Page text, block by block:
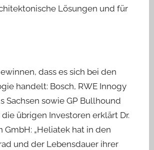
Lösungen und für
dass es sich bei den
handelt: Bosch, RWE Innogy
Sachsen sowie GP Bullhound
übrigen Investoren erklärt Dr.
„Heliatek hat in den
und der Lebensdauer ihrer